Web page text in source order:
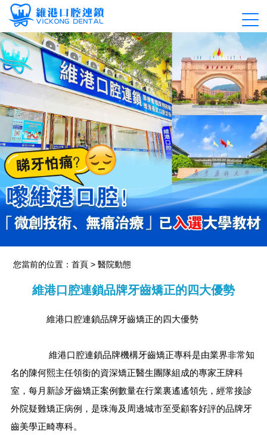
您當前的位置：首頁 >醫院動態
維港口腔連鎖品牌牙齒矯正的四大優勢
維港口腔連鎖品牌牙齒矯正的四大優勢
維港口腔連鎖品牌機構牙齒矯正專科是由業界非常知
名的陳何熙主任領銜的資深矯正醫生團隊組成的專家王牌科
室，每月新診牙齒矯正案例數量在行業裏遙遙領先，經常接診
外院疑難矯正病例，是珠海及周邊城市至受顧客好評的品牌牙
齒美學正畸專科。